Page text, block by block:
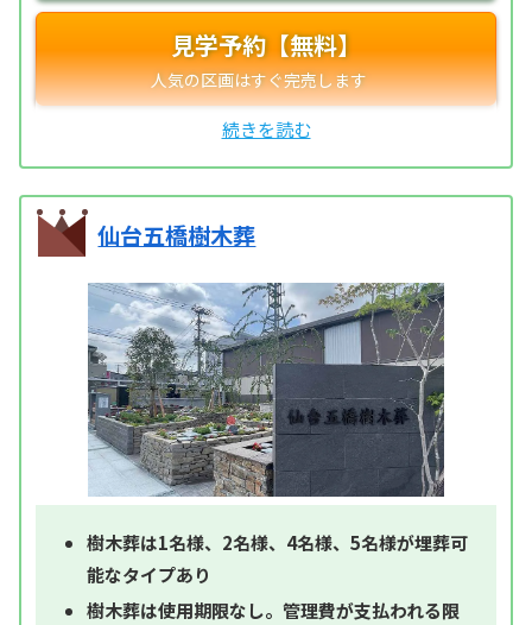
見学予約【無料】
仙台五橋樹木葬
樹木葬は1名様、2名様、4名様、5名様が埋葬可
能なタイプあり
樹木葬は使用期限なし。管理費が支払われる限